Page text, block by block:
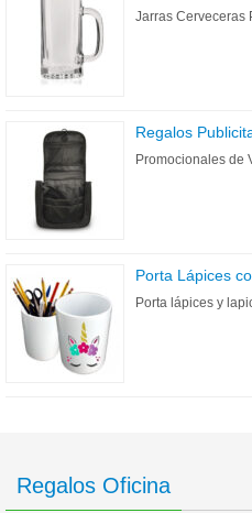
Jarras
Regalos
Promocionales de
Porta Lápices
Porta lápices y
Regalos Oficina